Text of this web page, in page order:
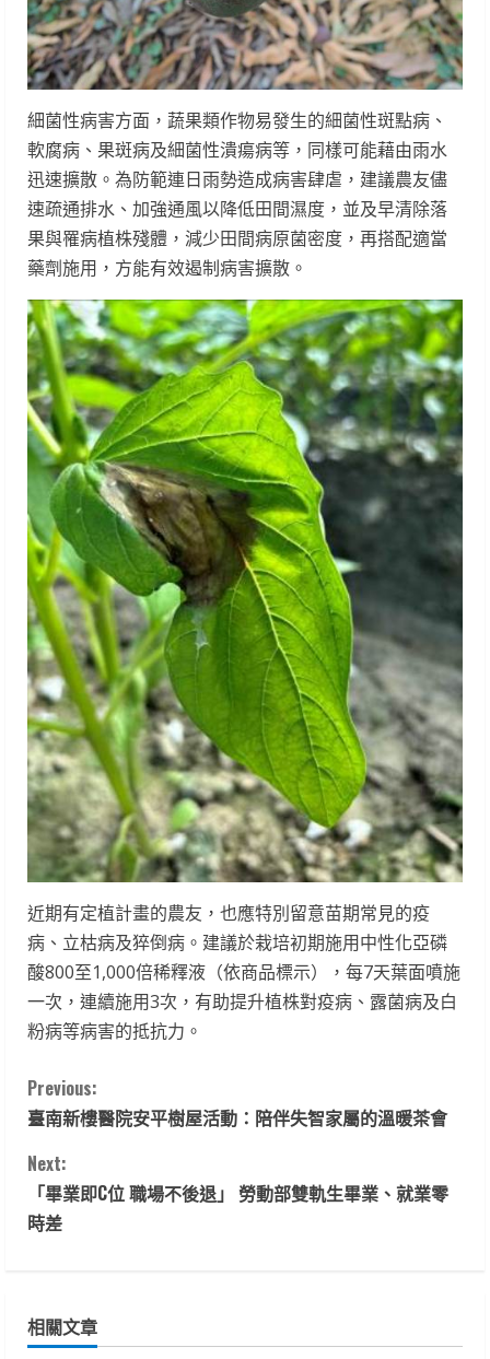
細菌性病害方面，蔬果類作物易發生的細菌性斑點病、
軟腐病、果斑病及細菌性潰瘍病等，同樣可能藉由雨水
迅速擴散。為防範連日雨勢造成病害肆虐，建議農友儘
速疏通排水、加強通風以降低田間濕度，並及早清除落
果與罹病植株殘體，減少田間病原菌密度，再搭配適當
藥劑施用，方能有效遏制病害擴散。
近期有定植計畫的農友，也應特別留意苗期常見的疫
病、立枯病及猝倒病。建議於栽培初期施用中性化亞磷
酸800至1,000倍稀釋液（依商品標示），每7天葉面噴施
一次，連續施用3次，有助提升植株對疫病、露菌病及白
粉病等病害的抵抗力。
C
o
n
t
n
Previous:
臺南新樓醫院安平樹屋活動：陪伴失智家屬的溫暖茶會
Next:
「畢業即C位 職場不後退」 勞動部雙軌生畢業、就業零
時差
相關文章